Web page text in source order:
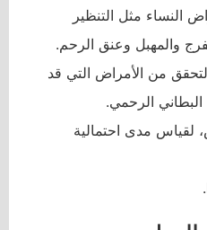
النساء مثل التنظير
والمهبل وعنق الرحم.
من الأمراض التي قد
البطاني الرحمي.
لقياس مدى احتمالية